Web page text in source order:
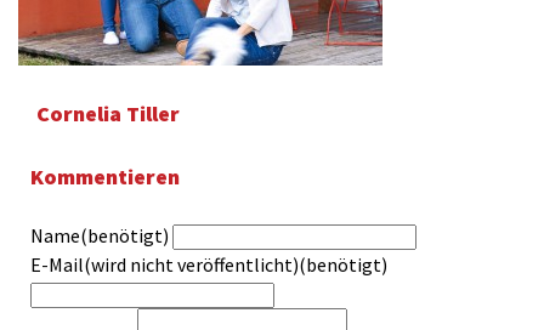
Cornelia Tiller
Kommentieren
Name(benötigt)
E-Mail(wird nicht veröffentlicht)(benötigt)